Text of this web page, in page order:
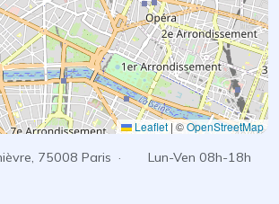
Leaflet|©OpenStreetMap
75008 Paris · Lun-Ven 08h-18h